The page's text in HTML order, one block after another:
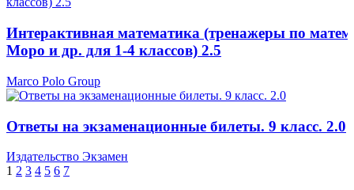
Интерактивная математика (тренажеры по
Моро и др. для 1-4 классов) 2.5
Marco Polo Group
Ответы на экзаменационные билеты. 9 класс. 2.0
Издательство Экзамен
1 2 3 4 5 6 7